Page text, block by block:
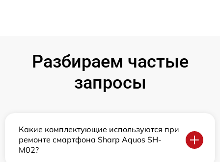
Разбираем частые
запросы
Какие комплектующие используются при
ремонте смартфона Sharp Aquos SH-
M02?